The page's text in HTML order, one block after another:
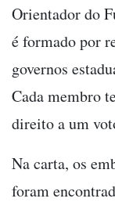
Orientador do
é formado por
governos
Cada membro
direito a um
Na carta, os
foram